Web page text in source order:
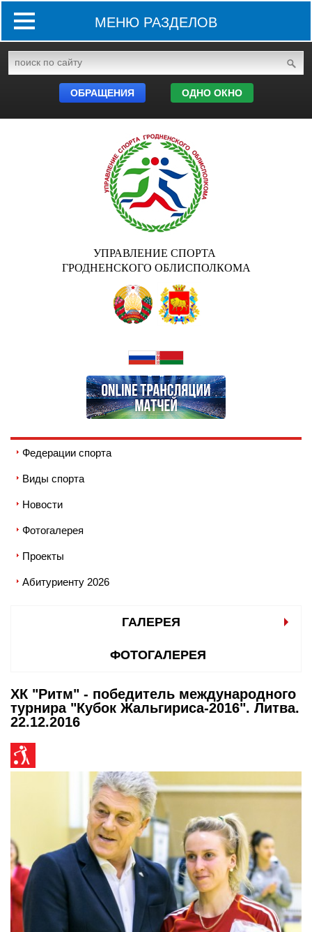
МЕНЮ РАЗДЕЛОВ
ОБРАЩЕНИЯ ОДНО ОКНО
УПРАВЛЕНИЕ СПОРТА
ГРОДНЕНСКОГО ОБЛИСПОЛКОМА
Федерации спорта
Виды спорта
Новости
Фотогалерея
Проекты
Абитуриенту 2026
ГАЛЕРЕЯ
ФОТОГАЛЕРЕЯ
ХК "Ритм" - победитель международного
турнира "Кубок Жальгириса-2016". Литва.
22.12.2016